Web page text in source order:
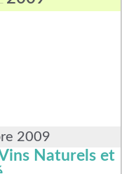
2009
Naturels et